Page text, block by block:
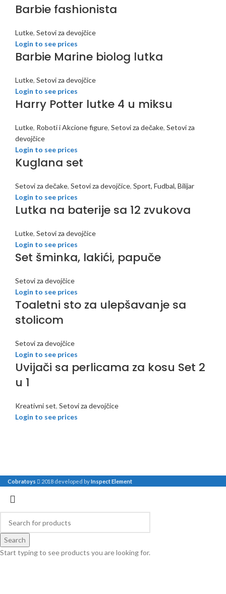
Barbie fashionista
Lutke, Setovi za devojčice
Login to see prices
Barbie Marine biolog lutka
Lutke, Setovi za devojčice
Login to see prices
Harry Potter lutke 4 u miksu
Lutke, Roboti i Akcione figure, Setovi za dečake, Setovi za
devojčice
Login to see prices
Kuglana set
Setovi za dečake, Setovi za devojčice, Sport, Fudbal, Bilijar
Login to see prices
Lutka na baterije sa 12 zvukova
Lutke, Setovi za devojčice
Login to see prices
Set šminka, lakići, papuče
Setovi za devojčice
Login to see prices
Toaletni sto za ulepšavanje sa
stolicom
Setovi za devojčice
Login to see prices
Uvijači sa perlicama za kosu Set 2
u 1
Kreativni set, Setovi za devojčice
Login to see prices
Cobratoys 2018 developed byInspect Element
Search
Start typing to see products you are looking for.